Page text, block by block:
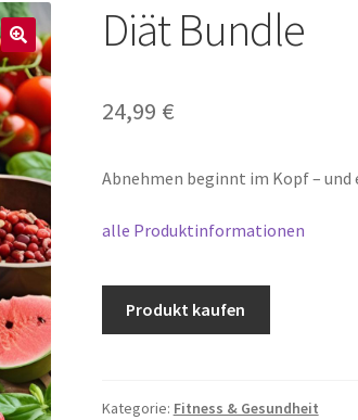
Diät Bundle
24,99 €
Abnehmen beginnt im Kopf – und
alle Produktinformationen
Produkt kaufen
Kategorie: Fitness & Gesundheit